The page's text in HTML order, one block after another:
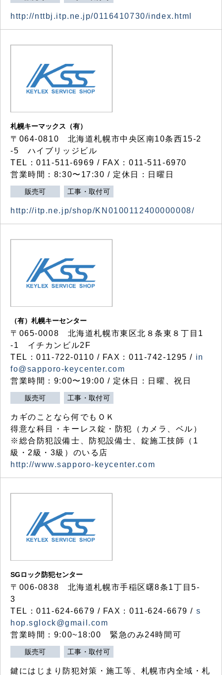
http://nttbj.itp.ne.jp/0116410730/index.html
札幌キーマックス（有）
〒064-0810 北海道札幌市中央区南10条西15-2
-5 ハイブリッジビル
TEL：011-511-6969 / FAX：011-511-6970
営業時間：8:30〜17:30 / 定休日：日曜日
販売可 工事・取付可
http://itp.ne.jp/shop/KN0100112400000008/
（有）札幌キーセンター
〒065-0008 北海道札幌市東区北８条東８丁目1
-1 イチカンビル2F
TEL：011-722-0110 / FAX：011-742-1295 / in
fo@sapporo-keycenter.com
営業時間：9:00〜19:00 / 定休日：日曜、祝日
販売可 工事・取付可
カギのことなら何でもＯＫ
得意な科目・キーレス錠・防犯（カメラ、ベル）
※総合防犯設備士、防犯設備士、錠施工技師（1
級・2級・3級）のいる店
http://www.sapporo-keycenter.com
SGロック防犯センター
〒006-0838 北海道札幌市手稲区曙8条1丁目5-
3
TEL：011-624-6679 / FAX：011-624-6679 / s
hop.sglock@gmail.com
営業時間：9:00~18:00 緊急のみ24時間可
販売可 工事・取付可
鍵にはじまり防犯対策・施工等、札幌市内全域・札